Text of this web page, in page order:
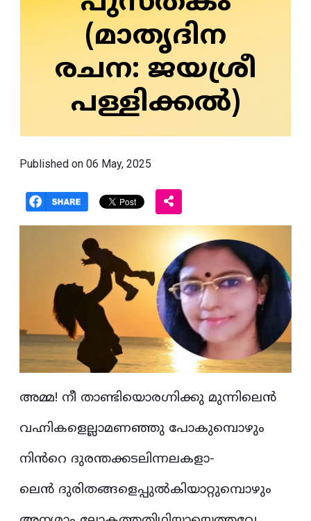
(മാതൃദിന
രചന: ജയശ്രീ
പള്ളിക്കൽ)
Published on 06 May, 2025
അമ്മ! നീ താണ്ടിയൊരഗ്നിക്കു മുന്നിലെൻ
വഹ്നികളെല്ലാമണഞ്ഞു പോകുമ്പൊഴും
നിൻറെ ദുരന്തക്കടലിന്നലകളാ-
ലെൻ ദുരിതങ്ങളെപ്പുൽകിയാറ്റുമ്പൊഴും